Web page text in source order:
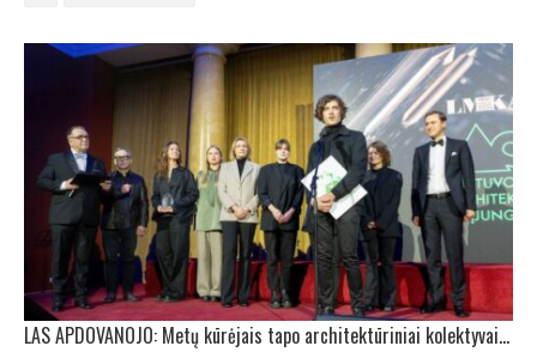
LAS APDOVANOJO: Metų kūrėjais tapo architektūriniai kolektyvai „Implmnt“ ir „Altitudės“